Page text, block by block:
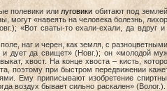
полевики или луговики обитают под
могут «навеять на человека болезнь,
«Вот сваты-то ехали-ехали, да вдруг и
наг и черен, как земля, с
дует да свищет» (Новг.); он «молодой
хвост. На конце хвоста – кисть,
поэтому при быстром передвижении
Ему приписывают изобретение
воздух бывает сильно раскален»